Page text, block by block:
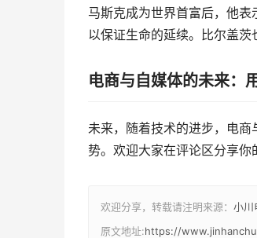
马斯克成为世界首富后，他表
以保证生命的延续。比尔盖茨
电商与自媒体的未来：
未来，随着技术的进步，电
势。欢迎大家在评论区分享你
欢迎分享，转载请注明来源： 小川
原文地址:https://